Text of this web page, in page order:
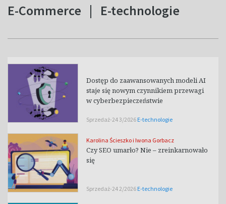
E-Commerce | E-technologie
Dostęp do zaawansowanych modeli AI
staje się nowym czynnikiem przewagi
w cyberbezpieczeństwie
Sprzedaż-24 3/2026 E-technologie
Karolina Ścieszko i Iwona Gorbacz
Czy SEO umarło? Nie – zreinkarnowało
się
Sprzedaż-24 2/2026 E-technologie